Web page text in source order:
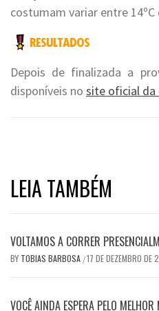
costumam variar entre 14ºC
Depois de finalizada a
disponíveis no site oficial
LEIA TAMBÉM
VOLTAMOS A CORRER
BY TOBIAS BARBOSA /17 DE DEZEMBRO DE
VOCÊ AINDA ESPERA PELO